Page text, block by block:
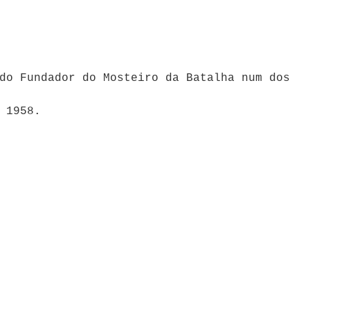
Fundador do Mosteiro da Batalha num dos